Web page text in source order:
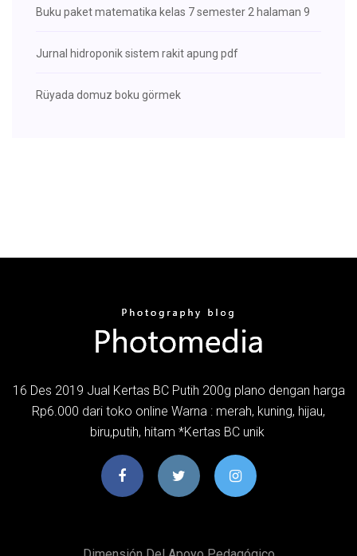
Buku paket matematika kelas 7 semester 2 halaman 9
Jurnal hidroponik sistem rakit apung pdf
Rüyada domuz boku görmek
16 Des 2019 Jual Kertas BC Putih 200g plano dengan harga
Rp6.000 dari toko online Warna : merah, kuning, hijau,
biru,putih, hitam *Kertas BC unik